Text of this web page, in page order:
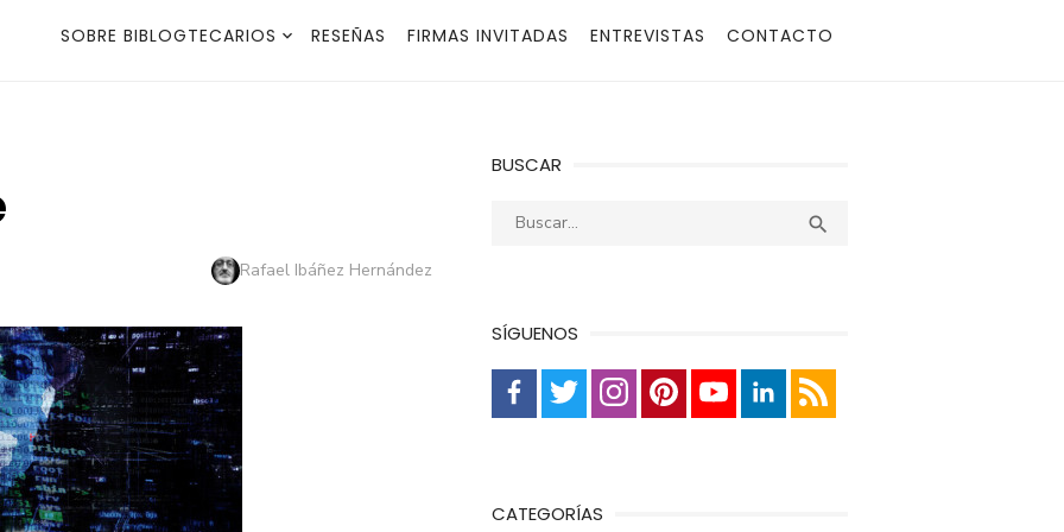
SOBRE BIBLOGTECARIOS RESEÑAS FIRMAS INVITADAS ENTREVISTAS CONTACTO
Autor
Rafael Ibáñez Hernández
BUSCAR
Buscar: 
SÍGUENOS
CATEGORÍAS